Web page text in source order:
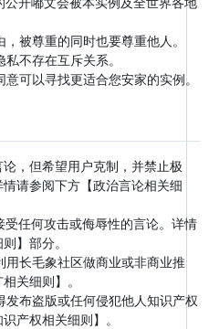
被尊重的同时也要尊重他人。
不存在互斥关系。
可以寻找更适合您安家的实例。
，但希望用户克制，并禁止极
请参阅下方【政治言论相关细
受任何攻击或侮辱性的言论。详情
】部分。
长毛象社区做商业或非商业推
关细则】。
布盗版或任何侵犯他人知识产权
产权相关细则】。